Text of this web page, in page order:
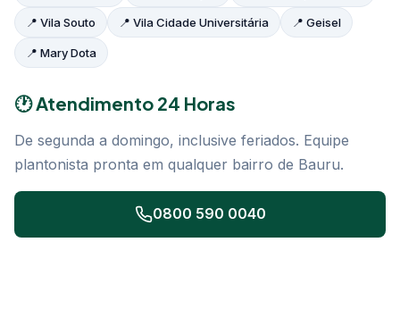
📍 Vila Souto 📍 Vila Cidade Universitária 📍 Geisel
📍 Mary Dota
🕐 Atendimento 24 Horas
De segunda a domingo, inclusive feriados. Equipe
plantonista pronta em qualquer bairro de Bauru.
0800 590 0040